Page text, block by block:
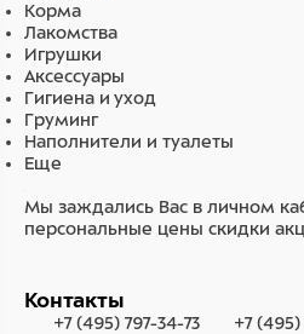
Корма
Лакомства
Игрушки
Аксессуары
Гигиена и уход
Груминг
Наполнители и туалеты
Еще
Мы заждались Вас в личном
персональные цены скидки
Контакты
+7 (495) 797-34-73 +7 (495)